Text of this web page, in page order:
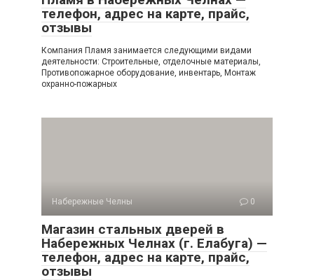
телефон, адрес на карте, прайс,
отзывы
Компания Пламя занимается следующими видами
деятельности: Строительные, отделочные материалы,
Противопожарное оборудование, инвентарь, Монтаж
охранно-пожарных
Набережные Челны 0
Магазин стальных дверей в
Набережных Челнах (г. Елабуга) —
телефон, адрес на карте, прайс,
отзывы